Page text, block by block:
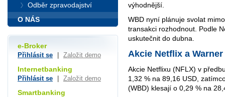
výhodnější.
WBD nyní plánuje svolat
transakci rozhodnout. Podle
uskutečnit do dubna.
Akcie Netflix a
Akcie Netflixu (NFLX) v
1,32 % na 89,16 USD,
(WBD) klesají o 0,29 % na
Odběr zpravodajství
O NÁS
e-Broker
Přihlásit se Založit demo
Internetbanking
Přihlásit se Založit demo
Smartbanking